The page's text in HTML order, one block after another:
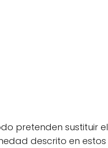
pretenden sustituir el
descrito en estos